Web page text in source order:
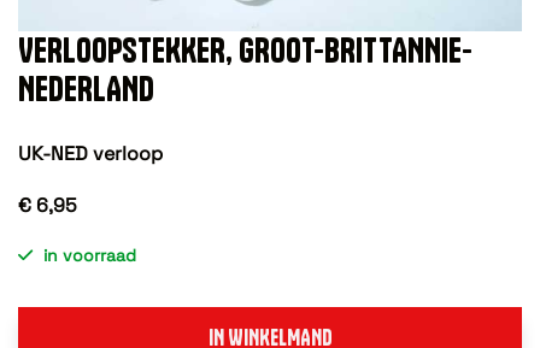
VERLOOPSTEKKER, GROOT-BRITTANNIE-
NEDERLAND
UK-NED verloop
€ 6,95
in voorraad
IN WINKELMAND